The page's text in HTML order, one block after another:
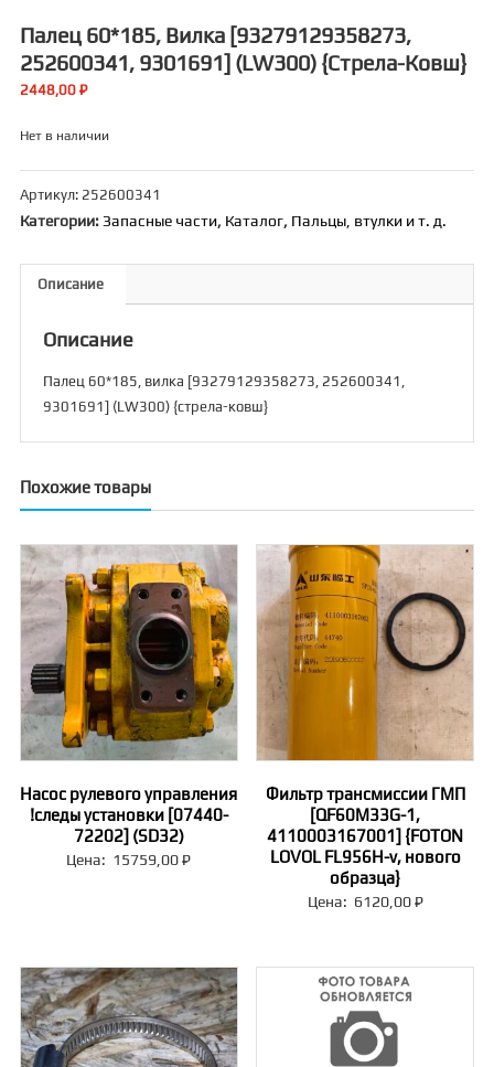
Палец 60*185, Вилка [93279129358273,
252600341, 9301691] (LW300) {стрела-Ковш}
2448,00 ₽
Нет в наличии
Артикул: 252600341
Категории: Запасные части, Каталог, Пальцы, втулки и т. д.
Описание
Описание
Палец 60*185, вилка [93279129358273, 252600341,
9301691] (LW300) {стрела-ковш}
Похожие товары
Насос рулевого управления
!следы установки [07440-
72202] (SD32)
Цена: 15759,00₽
Фильтр трансмиссии ГМП
[QF60M33G-1,
4110003167001] {FOTON
LOVOL FL956H-v, нового
образца}
Цена: 6120,00₽